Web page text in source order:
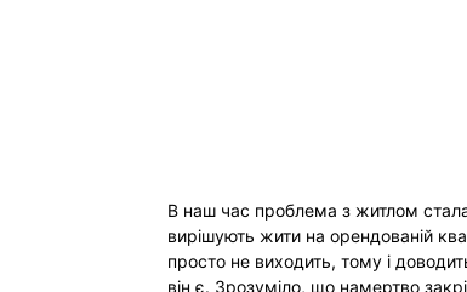
В наш час проблема з житлом
вирішують жити на орендованій
просто не виходить, тому і
він є. Зрозуміло, що намертво